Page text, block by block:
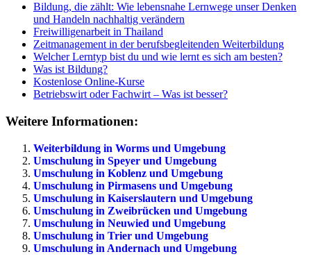
Bildung, die zählt: Wie lebensnahe Lernwege unser Denken
und Handeln nachhaltig verändern
Freiwilligenarbeit in Thailand
Zeitmanagement in der berufsbegleitenden Weiterbildung
Welcher Lerntyp bist du und wie lernt es sich am besten?
Was ist Bildung?
Kostenlose Online-Kurse
Betriebswirt oder Fachwirt – Was ist besser?
Weitere Informationen:
Weiterbildung in Worms und Umgebung
Umschulung in Speyer und Umgebung
Umschulung in Koblenz und Umgebung
Umschulung in Pirmasens und Umgebung
Umschulung in Kaiserslautern und Umgebung
Umschulung in Zweibrücken und Umgebung
Umschulung in Neuwied und Umgebung
Umschulung in Trier und Umgebung
Umschulung in Andernach und Umgebung